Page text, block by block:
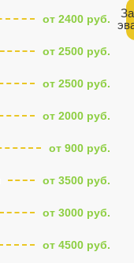
от 2400 руб.
от 2500 руб.
от 2500 руб.
от 2000 руб.
от 900 руб.
от 3500 руб.
от 3000 руб.
от 4500 руб.